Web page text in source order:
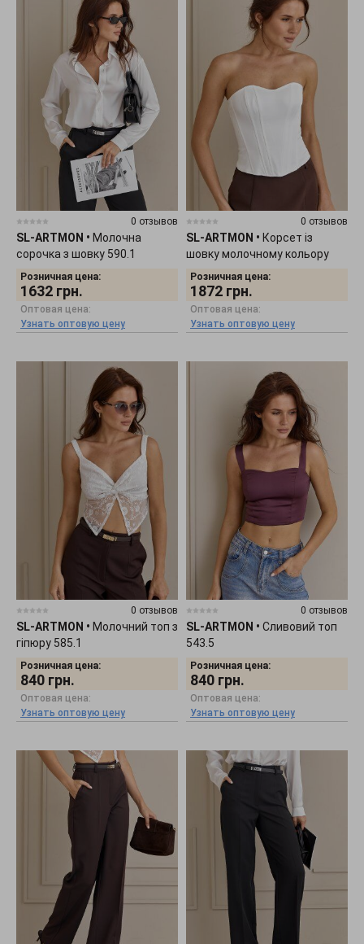
0 отзывов
SL-ARTMON • Молочна
сорочка з шовку 590.1
Розничная цена:
1632 грн.
Оптовая цена:
Узнать оптовую цену
0 отзывов
SL-ARTMON • Корсет із
шовку молочному кольору
588.4
Розничная цена:
1872 грн.
Оптовая цена:
Узнать оптовую цену
0 отзывов
SL-ARTMON • Молочний топ з
гіпюру 585.1
Розничная цена:
840 грн.
Оптовая цена:
Узнать оптовую цену
0 отзывов
SL-ARTMON • Сливовий топ
543.5
Розничная цена:
840 грн.
Оптовая цена:
Узнать оптовую цену